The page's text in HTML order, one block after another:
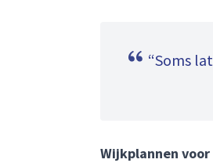
“Soms
Wijkplannen